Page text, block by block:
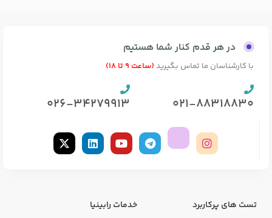
در هر قدم کنار شما هستیم
با کارشناسان ما تماس بگیرید (ساعت 9 تا 18)
021-88318830
026-34279913
تست های پرکاربرد
خدمات رابینیا